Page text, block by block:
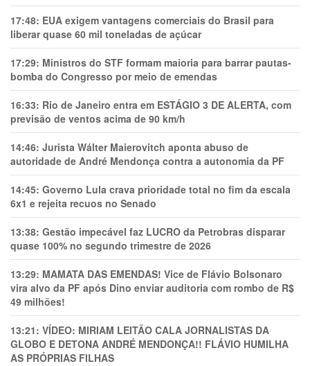
17:48: EUA exigem vantagens comerciais do Brasil para
liberar quase 60 mil toneladas de açúcar
17:29: Ministros do STF formam maioria para barrar pautas-
bomba do Congresso por meio de emendas
16:33: Rio de Janeiro entra em ESTÁGIO 3 DE ALERTA, com
previsão de ventos acima de 90 km/h
14:46: Jurista Wálter Maierovitch aponta abuso de
autoridade de André Mendonça contra a autonomia da PF
14:45: Governo Lula crava prioridade total no fim da escala
6x1 e rejeita recuos no Senado
13:38: Gestão impecável faz LUCRO da Petrobras disparar
quase 100% no segundo trimestre de 2026
13:29: MAMATA DAS EMENDAS! Vice de Flávio Bolsonaro
vira alvo da PF após Dino enviar auditoria com rombo de R$
49 milhões!
13:21: VÍDEO: MIRIAM LEITÃO CALA JORNALISTAS DA
GLOBO E DETONA ANDRÉ MENDONÇA!! FLÁVIO HUMILHA
AS PRÓPRIAS FILHAS